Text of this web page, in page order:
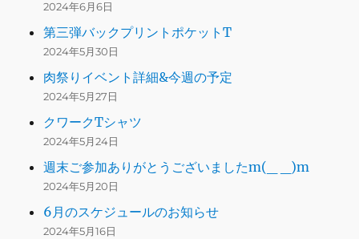
2024年6月6日
第三弾バックプリントポケットT
2024年5月30日
肉祭りイベント詳細&今週の予定
2024年5月27日
クワークTシャツ
2024年5月24日
週末ご参加ありがとうございましたm(_ _)m
2024年5月20日
6月のスケジュールのお知らせ
2024年5月16日